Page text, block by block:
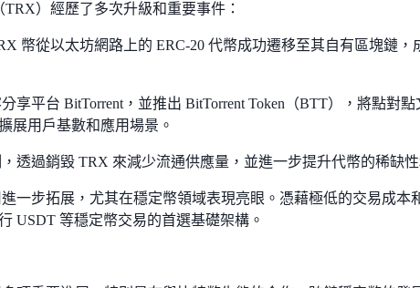
）經歷了多次升級和重要事件：
幣從以太坊網路上的 ERC-20 代幣成功遷移至其自有區塊鏈，
享平台 BitTorrent，並推出 BitTorrent Token（BTT），將點對
展用戶基數和應用場景。
透過銷毀 TRX 來減少流通供應量，並進一步提升代幣的稀缺性
進一步拓展，尤其在穩定幣領域表現亮眼。憑藉極低的交易成本
USDT 等穩定幣交易的首選基礎架構。